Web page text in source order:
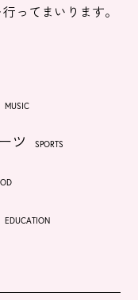
ってまいります。
MUSIC
ツ SPORTS
EDUCATION